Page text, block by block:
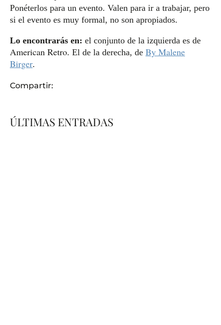
Ponéterlos para un evento. Valen para ir a trabajar, pero
si el evento es muy formal, no son apropiados.
Lo encontrarás en: el conjunto de la izquierda es de
American Retro. El de la derecha, de By Malene
Birger.
Compartir:
ÚLTIMAS ENTRADAS